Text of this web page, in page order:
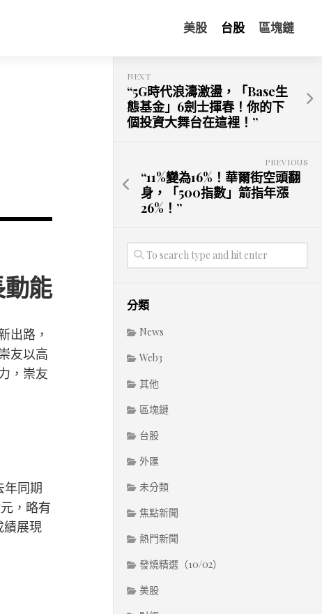
美股 台股 區塊鏈
能
出路，
友以高
，崇友
年同期
，略有
績展現
NEXT
“5G時代浪濤激盪，「Base生
態基金」6劍士揮春！你的下
個投資大舞台在這裡！”
PREVIOUS
“11%變為16%！華爾街空頭翻
身，「500指數」箭指年漲
26%！”
分類
News
Web3
其他
區塊鏈
台股
外匯
未分類
焦點新聞
熱門新聞
發燒精選（10/02）
美股